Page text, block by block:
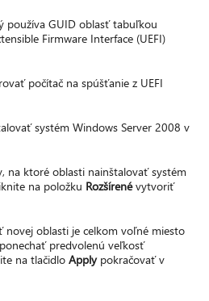
používa GUID oblasť tabuľkou
Firmware Interface (UEFI)
počítač na spúšťanie z UEFI
systém Windows Server 2008 v
na ktoré oblasti nainštalovať systém
na položku Rozšírenévytvoriť
novej oblasti je celkom voľné miesto
predvolenú veľkosť
na tlačidloApplypokračovať v